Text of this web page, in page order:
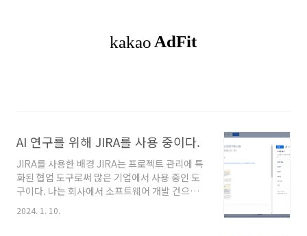
AI 연구를 위해 JIRA를 사용 중이다.
JIRA를 사용한 배경 JIRA는 프로젝트 관리에 특
화된 협업 도구로써 많은 기업에서 사용 중인 도
구이다. 나는 회사에서 소프트웨어 개발 건으로
JIRA를 사용하고 있는데 최근에 연구할 일이 많
아지면서 연구용으로도 사용 중이다. 결론부터
2024. 1. 10.